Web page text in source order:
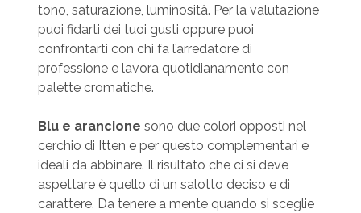
tono, saturazione, luminosità. Per la valutazione
puoi fidarti dei tuoi gusti oppure puoi
confrontarti con chi fa l’arredatore di
professione e lavora quotidianamente con
palette cromatiche.
Blu e arancione sono due colori opposti nel
cerchio di Itten e per questo complementari e
ideali da abbinare. Il risultato che ci si deve
aspettare è quello di un salotto deciso e di
carattere. Da tenere a mente quando si sceglie